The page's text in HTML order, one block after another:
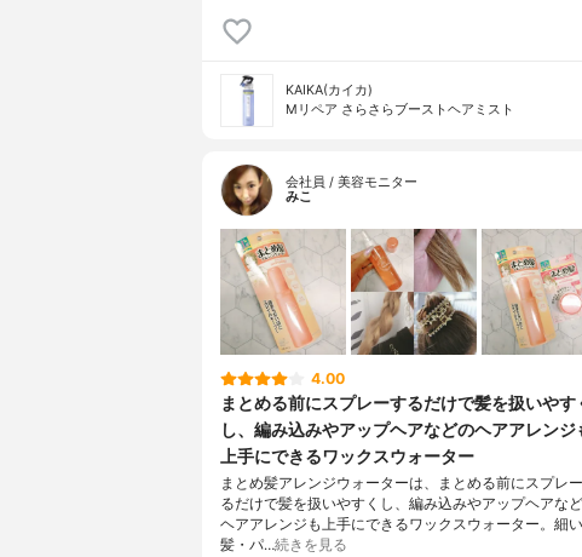
KAIKA(カイカ)
Mリペア さらさらブーストヘアミスト
会社員 / 美容モニター
みこ
4.00
まとめる前にスプレーするだけで髪を扱いやす
し、編み込みやアップヘアなどのヘアアレンジ
上手にできるワックスウォーター
まとめ髪アレンジウォーターは、まとめる前にスプレ
るだけで髪を扱いやすくし、編み込みやアップヘアな
ヘアアレンジも上手にできるワックスウォーター。細い
髪・パ…続きを見る